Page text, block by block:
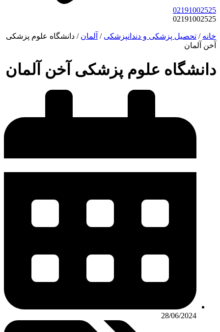
02191002525
02191002525
خانه / تحصیل پزشکی و دندانپزشکی / آلمان / دانشگاه علوم پزشکی
آخن آلمان
دانشگاه علوم پزشکی آخن آلمان
28/06/2024